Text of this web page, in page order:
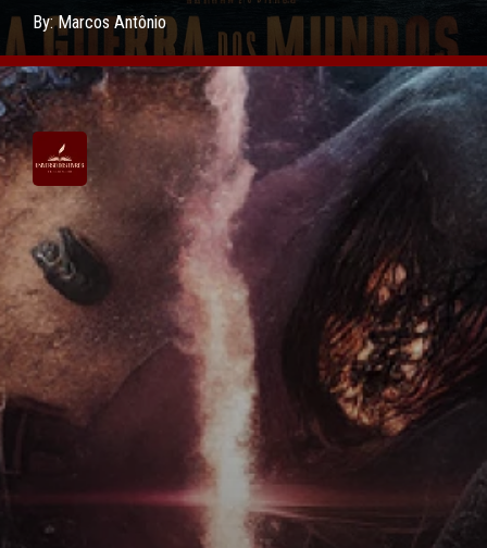
By: Marcos Antônio